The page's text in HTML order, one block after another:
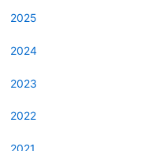
2025
2024
2023
2022
2021